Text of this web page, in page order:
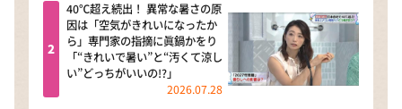
40℃超え続出！ 異常な暑さの原
因は「空気がきれいになったか
ら」専門家の指摘に眞鍋かをり
「“きれいで暑い”と“汚くて涼し
い”どっちがいいの!?」
2026.07.28